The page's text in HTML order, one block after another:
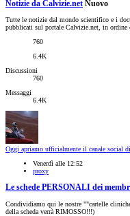
Notizie da Calvizie.net Nuovo
Tutte le notizie dal mondo scientifico e i
pubblicati sul portale Calvizie.net, in ordine
760
6.4K
Discussioni
760
Messaggi
6.4K
Oggi apriamo ufficialmente il canale social
Venerdì alle 12:52
proxy
Le schede PERSONALI dei
Condividiamo qui le nostre ""cartelle
della scheda verrà RIMOSSO!!!)